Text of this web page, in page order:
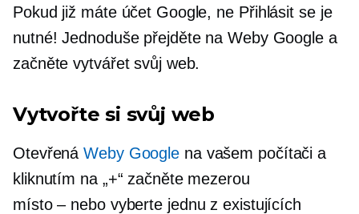
Pokud již máte účet Google, ne Přihlásit seje
nutné! Jednoduše přejděte na Weby Google a
začněte vytvářet svůj web.
Vytvořte si svůj web
OtevřenáWeby Google na vašem počítači a
kliknutím na „+“ začněte mezerou
místo – nebovyberte jednu z existujících